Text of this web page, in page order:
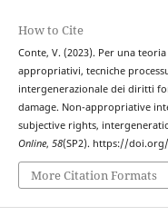
How to Cite
Conte, V. (2023). Per una
appropriativi, tecniche
intergenerazionale dei diritti
damage. Non-appropriative
subjective rights,
Online, 58(SP2). https://doi.org/
More Citation Formats